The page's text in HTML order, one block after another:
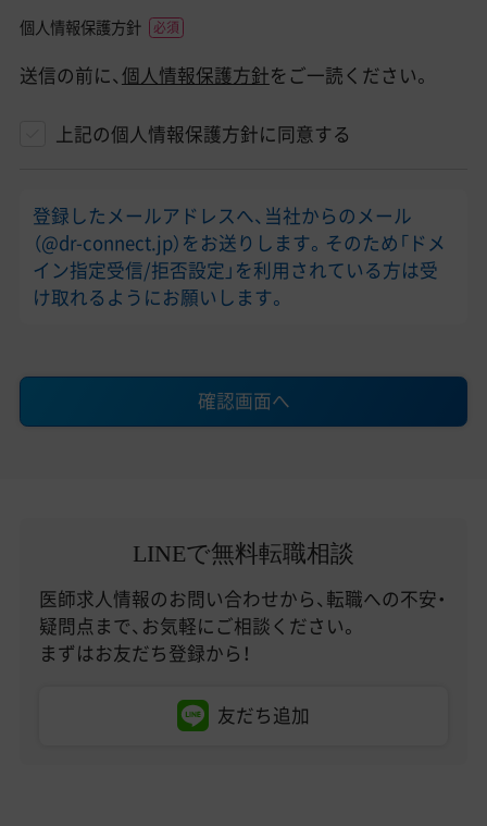
個人情報保護方針
送信の前に、 個人情報保護方針をご一読ください。
上記の個人情報保護方針に同意する
登録したメールアドレスへ、当社からのメール
（@dr-connect.jp）をお送りします。そのため「ドメ
イン指定受信/拒否設定」を利用されている方は受
け取れるようにお願いします。
確認画面へ
LINEで無料転職相談
医師求人情報のお問い合わせから、転職への不安・
疑問点まで、お気軽にご相談ください。
まずはお友だち登録から！
友だち追加